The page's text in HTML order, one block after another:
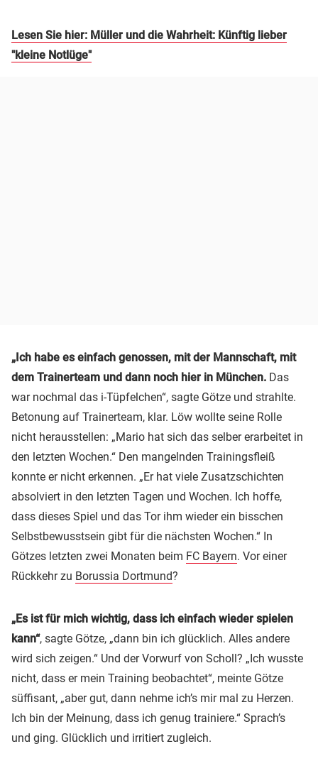
Lesen Sie hier: Müller und die Wahrheit: Künftig lieber
"kleine Notlüge"
„Ich habe es einfach genossen, mit der Mannschaft, mit
dem Trainerteam und dann noch hier in München. Das
war nochmal das i-Tüpfelchen“, sagte Götze und strahlte.
Betonung auf Trainerteam, klar. Löw wollte seine Rolle
nicht herausstellen: „Mario hat sich das selber erarbeitet in
den letzten Wochen.“ Den mangelnden Trainingsfleiß
konnte er nicht erkennen. „Er hat viele Zusatzschichten
absolviert in den letzten Tagen und Wochen. Ich hoffe,
dass dieses Spiel und das Tor ihm wieder ein bisschen
Selbstbewusstsein gibt für die nächsten Wochen.“ In
Götzes letzten zwei Monaten beim FC Bayern. Vor einer
Rückkehr zu Borussia Dortmund?
„Es ist für mich wichtig, dass ich einfach wieder spielen
kann“, sagte Götze, „dann bin ich glücklich. Alles andere
wird sich zeigen.“ Und der Vorwurf von Scholl? „Ich wusste
nicht, dass er mein Training beobachtet“, meinte Götze
süffisant, „aber gut, dann nehme ich’s mir mal zu Herzen.
Ich bin der Meinung, dass ich genug trainiere.“ Sprach’s
und ging. Glücklich und irritiert zugleich.